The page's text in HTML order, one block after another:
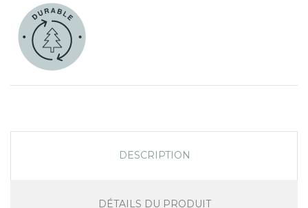
DESCRIPTION
DÉTAILS DU PRODUIT